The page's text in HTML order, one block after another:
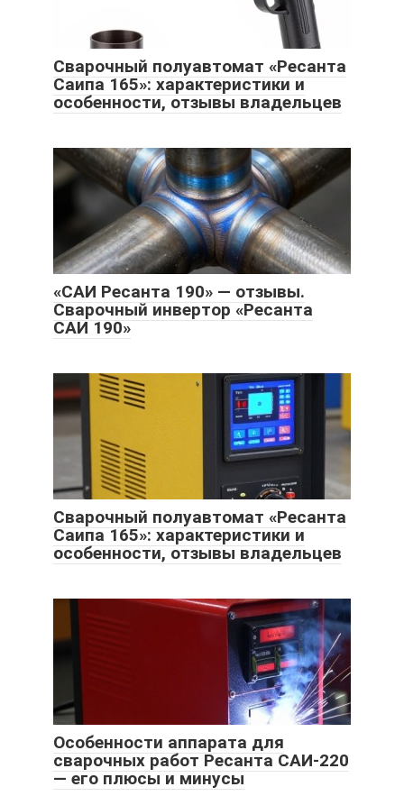
Сварочный полуавтомат «Ресанта
Саипа 165»: характеристики и
особенности, отзывы владельцев
«САИ Ресанта 190» — отзывы.
Сварочный инвертор «Ресанта
САИ 190»
Сварочный полуавтомат «Ресанта
Саипа 165»: характеристики и
особенности, отзывы владельцев
Особенности аппарата для
сварочных работ Ресанта САИ-220
— его плюсы и минусы